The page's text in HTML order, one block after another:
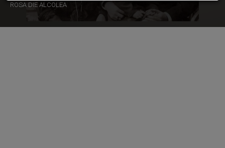
ROSA DIE ALCOLEA